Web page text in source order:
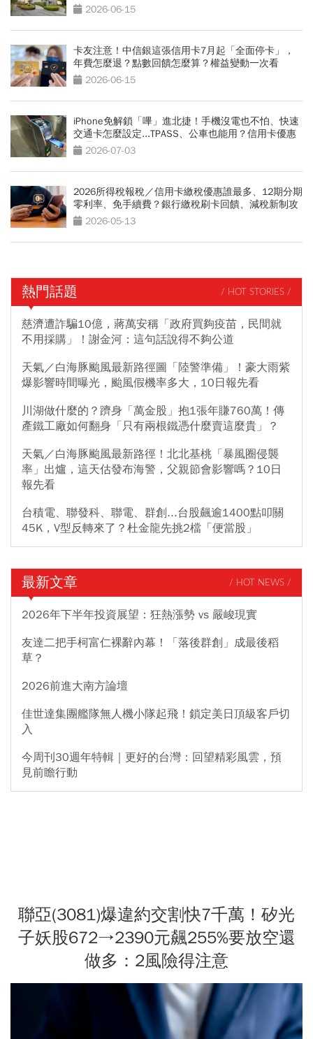
2026-06-15
卡友注意！中信銀這張信用卡7月起「全面停卡」，
年費怎麼退？點數回饋怎麼算？權益變動一次看
2026-06-15
iPhone免解鎖「嗶」進北捷！手機沒電也不怕、快速
交通卡怎麼設定...TPASS、公車也能用？信用卡優惠
整理2026-07-03
2026所得稅報稅／信用卡繳稅優惠誰最多、12期分期
零利率、免手續費？銀行繳稅刷卡回饋、減稅新制攻
略 2026-05-13
熱門話題 / HOT STORIES /
慈濟遭詐騙10億，蔣萬安稱「政府買夠疫苗，民間就
不用採購」！謝金河：這句話說得不夠公道
天氣／白海豚颱風最新路徑圖「陸警準備」！豪大雨紫
爆影響時間曝光，颱風假機率多大，10日報先看
川湖做什麼的？躋身「萬金股」抱1張年賺760萬！傳
產鐵工廠如何翻身「只有兩根鐵憑什麼賣這麼貴」？
天氣／白海豚颱風最新路徑！北北基桃「暴風圈侵襲
率」出爐，這天估發布海警，父親節會影響嗎？10日
報先看
台積電、聯發科、聯電、群創...台股飆逾1400點叩關
45K，V型反轉來了？杜金龍先挑2檔「便當股」
最新文章 / HOT NEWS /
2026年下半年投資展望：狂熱漲勢 vs 嚴峻現實
友達二把手柯富仁裸辭內幕！「落後群創」成最後稻
草？
2026前進大南方論壇
佳世達集團艦隊無人機小隊起飛！鎖定美日頂級客戶切
入
今周刊30週年特輯｜更好的台灣：回望精彩風雲，預
見前瞻行動
聯亞(3081)爆違約交割快7千萬！矽光
子妖股672→2390元飆255%要放空還
做多：2風險得注意